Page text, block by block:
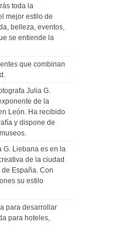
toda la
mejor estilo de
belleza, eventos,
se entiende la
que combinan
Julia G.
de la
León. Ha recibido
y dispone de
G. Liebana es en la
de la ciudad
España. Con
su estilo
para desarrollar
para hoteles,